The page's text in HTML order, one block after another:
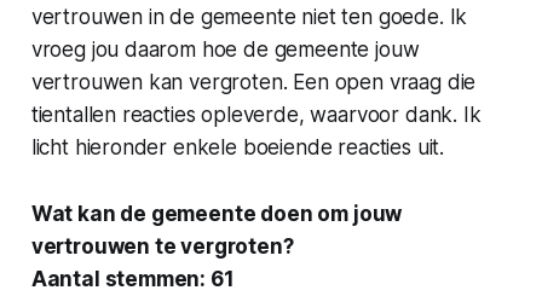
vertrouwen in de gemeente niet ten goede. Ik
vroeg jou daarom hoe de gemeente jouw
vertrouwen kan vergroten. Een open vraag die
tientallen reacties opleverde, waarvoor dank. Ik
licht hieronder enkele boeiende reacties uit.
Wat kan de gemeente doen om jouw
vertrouwen te vergroten?
Aantal stemmen: 61